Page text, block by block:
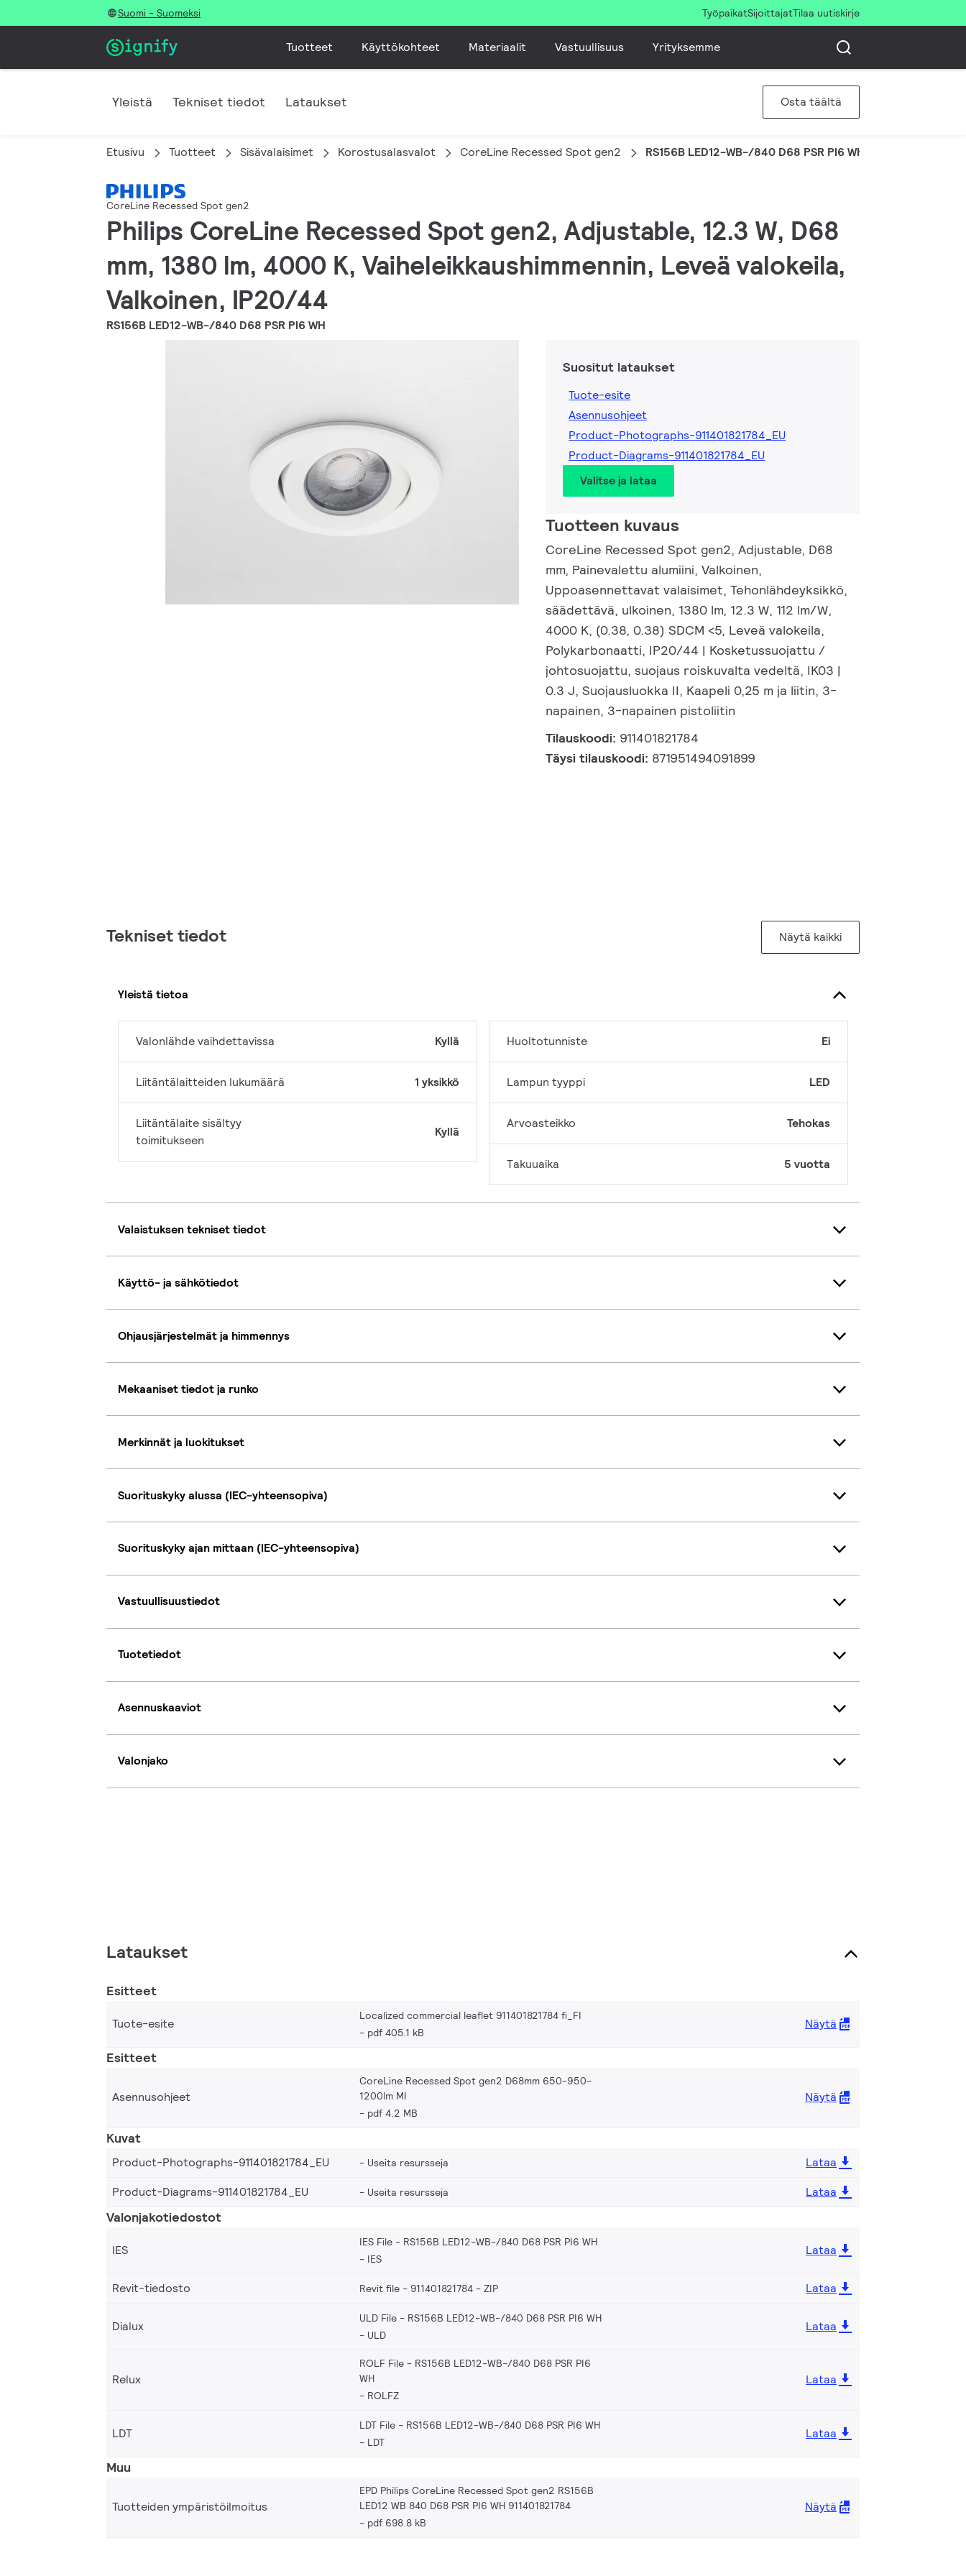
Suomi - Suomeksi TyöpaikatSijoittajatTilaa uutiskirje
Tuotteet Käyttökohteet Materiaalit Vastuullisuus Yrityksemme
Yleistä Tekniset tiedot Lataukset Osta täältä
Etusivu Tuotteet Sisävalaisimet Korostusalasvalot CoreLine Recessed Spot gen2 RS156B LED12-WB-/840 D68 PSR PI6 WH
CoreLine Recessed Spot gen2
Philips CoreLine Recessed Spot gen2, Adjustable, 12.3 W, D68
mm, 1380 lm, 4000 K, Vaiheleikkaushimmennin, Leveä valokeila,
Valkoinen, IP20/44
RS156B LED12-WB-/840 D68 PSR PI6 WH
Suositut lataukset
Tuote-esite
Asennusohjeet
Product-Photographs-911401821784_EU
Product-Diagrams-911401821784_EU
Valitse ja lataa
Tuotteen kuvaus
CoreLine Recessed Spot gen2, Adjustable, D68
mm, Painevalettu alumiini, Valkoinen,
Uppoasennettavat valaisimet, Tehonlähdeyksikkö,
säädettävä, ulkoinen, 1380 lm, 12.3 W, 112 lm/W,
4000 K, (0.38, 0.38) SDCM <5, Leveä valokeila,
Polykarbonaatti, IP20/44 | Kosketussuojattu /
johtosuojattu, suojaus roiskuvalta vedeltä, IK03 |
0.3 J, Suojausluokka II, Kaapeli 0,25 m ja liitin, 3-
napainen, 3-napainen pistoliitin
Tilauskoodi: 911401821784
Täysi tilauskoodi: 871951494091899
Tekniset tiedot Näytä kaikki
Yleistä tietoa
Valonlähde vaihdettavissa Kyllä
Liitäntälaitteiden lukumäärä 1 yksikkö
Liitäntälaite sisältyy
toimitukseen
Kyllä
Huoltotunniste Ei
Lampun tyyppi LED
Arvoasteikko Tehokas
Takuuaika 5 vuotta
Valaistuksen tekniset tiedot
Käyttö- ja sähkötiedot
Ohjausjärjestelmät ja himmennys
Mekaaniset tiedot ja runko
Merkinnät ja luokitukset
Suorituskyky alussa (IEC-yhteensopiva)
Suorituskyky ajan mittaan (IEC-yhteensopiva)
Vastuullisuustiedot
Tuotetiedot
Asennuskaaviot
Valonjako
Lataukset
Esitteet
Tuote-esite
Localized commercial leaflet 911401821784 fi_FI
pdf 405.1 kB
Näytä
Esitteet
Asennusohjeet
CoreLine Recessed Spot gen2 D68mm 650-950-
1200lm MI
pdf 4.2 MB
Näytä
Kuvat
Product-Photographs-911401821784_EU Useita resursseja
Lataa
Product-Diagrams-911401821784_EU
Useita resursseja Lataa
Valonjakotiedostot
IES
IES File - RS156B LED12-WB-/840 D68 PSR PI6 WH
IES
Lataa
Revit-tiedosto Revit file - 911401821784 ZIP Lataa
Dialux
ULD File - RS156B LED12-WB-/840 D68 PSR PI6 WH
ULD
Lataa
Relux
ROLF File - RS156B LED12-WB-/840 D68 PSR PI6
WH
ROLFZ
Lataa
LDT
LDT File - RS156B LED12-WB-/840 D68 PSR PI6 WH
LDT
Lataa
Muu
Tuotteiden ympäristöilmoitus
EPD Philips CoreLine Recessed Spot gen2 RS156B
LED12 WB 840 D68 PSR PI6 WH 911401821784
pdf 698.8 kB
Näytä